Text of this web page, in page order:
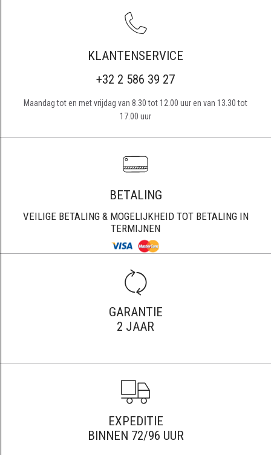
KLANTENSERVICE
+32 2 586 39 27
Maandag tot en met vrijdag van 8.30 tot 12.00 uur en van 13.30 tot
17.00 uur
BETALING
VEILIGE BETALING & MOGELIJKHEID TOT BETALING IN
TERMIJNEN
GARANTIE
2 JAAR
EXPEDITIE
BINNEN 72/96 UUR